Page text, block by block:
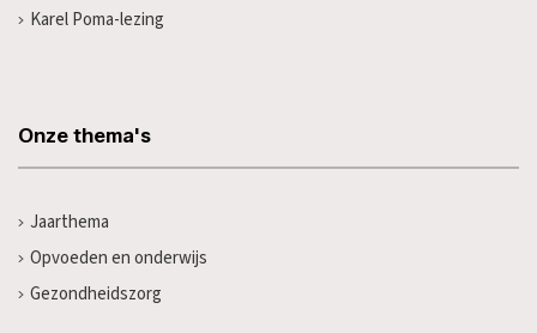
Karel Poma-lezing
Onze thema's
Jaarthema
Opvoeden en onderwijs
Gezondheidszorg